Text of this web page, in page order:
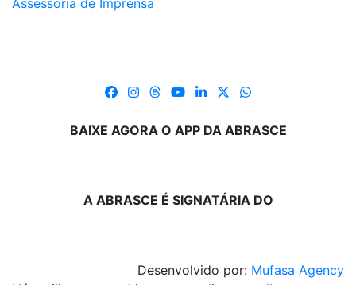
Assessoria de Imprensa
BAIXE AGORA O APP DA ABRASCE
A ABRASCE É SIGNATÁRIA DO
Desenvolvido por: Mufasa Agency